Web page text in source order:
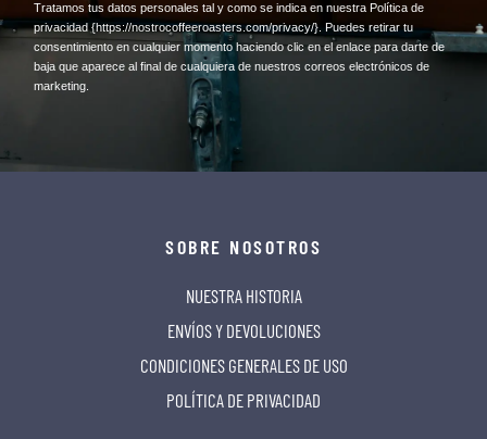
​Tratamos tus datos personales tal y como se indica en nuestra Política de
privacidad {https://nostrocoffeeroasters.com/privacy/} . Puedes retirar tu
consentimiento en cualquier momento haciendo clic en el enlace para darte de
baja que aparece al final de cualquiera de nuestros correos electrónicos de
marketing.
SOBRE NOSOTROS
NUESTRA HISTORIA
ENVÍOS Y DEVOLUCIONES
CONDICIONES GENERALES DE USO
POLÍTICA DE PRIVACIDAD